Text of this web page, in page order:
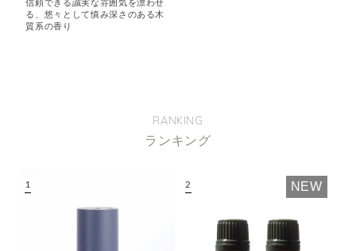
信頼できる誠実な雰囲気を漂わせ
る、悠々として慎み深さのある木
質系の香り
RANKING
ランキング
NEW